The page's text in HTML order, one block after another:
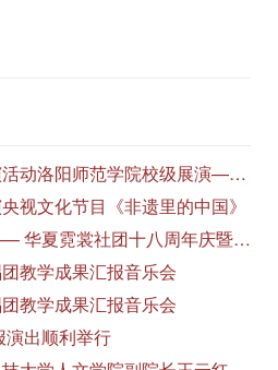
第八届大学生艺术展演活动洛阳师范学院校级展演——艺术作品专场展览在美术与艺术学院顺利开展
视文化节目《非遗里的中国》
霓裳留韵，赴启新章—— 华夏霓裳社团十八周年庆暨毕业季特别演出圆满落幕
教学成果汇报音乐会
教学成果汇报音乐会
出顺利举行